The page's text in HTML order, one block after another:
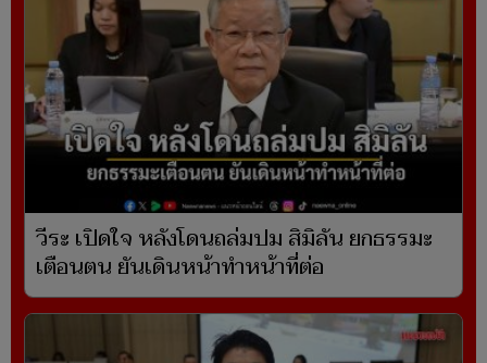
วีระ เปิดใจ หลังโดนถล่มปม สิมิลัน ยกธรรมะ
เตือนตน ยันเดินหน้าทำหน้าที่ต่อ